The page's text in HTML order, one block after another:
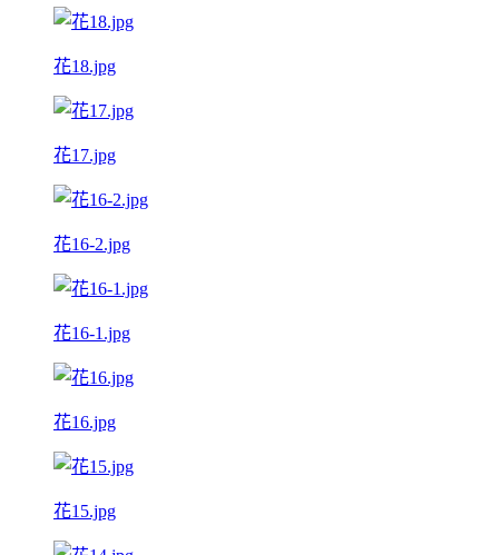
花18.jpg
花17.jpg
花16-2.jpg
花16-1.jpg
花16.jpg
花15.jpg